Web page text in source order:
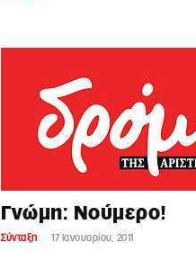
Γνώμη: Νούμερο!
Σύνταξη - 17 Ιανουαρίου, 2011